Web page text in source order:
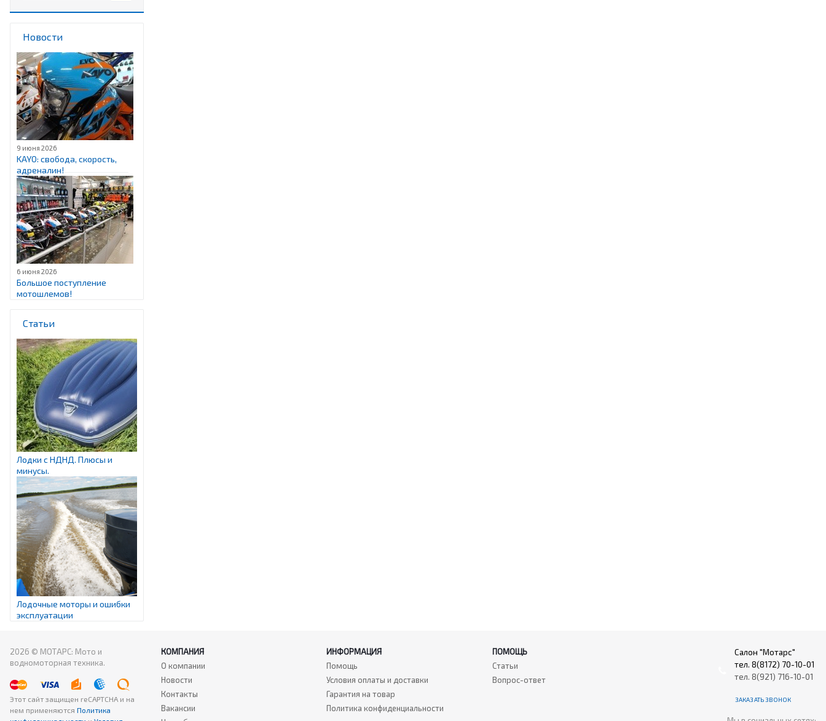
Новости
9 июня 2026
KAYO: свобода, скорость,
адреналин!
6 июня 2026
Большое поступление
мотошлемов!
Статьи
Лодки с НДНД. Плюсы и
минусы.
Лодочные моторы и ошибки
эксплуатации
2026 © МОТАРС: Мото и
водномоторная техника.
Этот сайт защищен reCAPTCHA и на
нем применяются Политика
КОМПАНИЯ ИНФОРМАЦИЯ
ПОМОЩЬ
О компании
Новости
Контакты
Вакансии
Помощь
Условия оплаты и доставки
Гарантия на товар
Политика конфиденциальности
Статьи
Вопрос-ответ
Салон "Мотарс"
тел. 8(8172) 70-10-01
тел. 8(921) 716-10-01
ЗАКАЗАТЬ ЗВОНОК